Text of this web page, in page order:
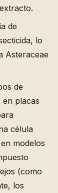
de
lo
Asteraceae
de
en placas
célula
modelos
(como
los